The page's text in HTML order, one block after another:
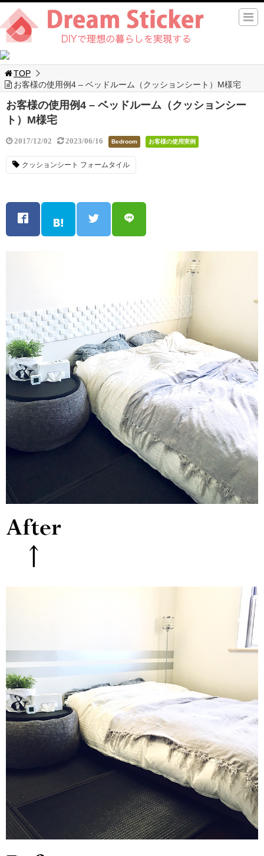
TOP
お客様の使用例4 – ベッドルーム（クッションシート）M様宅
お客様の使用例4 – ベッドルーム（クッションシー
ト）M様宅
2017/12/02 2023/06/16 Bedroom お客様の使用実例
クッションシート フォームタイル